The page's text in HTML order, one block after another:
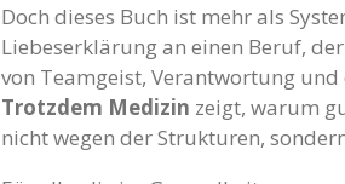
Doch dieses Buch ist mehr als
Liebeserklärung an einen Beruf,
von Teamgeist, Verantwortung
Trotzdem Medizin zeigt, warum
nicht wegen der Strukturen,